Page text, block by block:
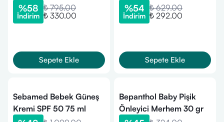
ml
%58
İndirim
₺ 795.00
₺ 330.00
Sepete Ekle
%54
İndirim
₺ 629.00
₺ 292.00
Sepete Ekle
Sebamed Bebek Güneş
Kremi SPF 50 75 ml
Bepanthol Baby Pişik
Önleyici Merhem 30 gr